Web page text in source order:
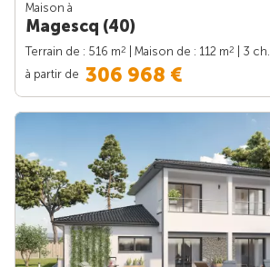
Maison à
Magescq (40)
Terrain de : 516 m2 | Maison de : 112 m2
| 3 ch.
à partir de 306 968 €